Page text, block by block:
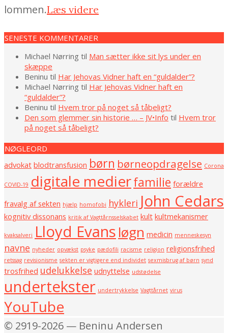
lommen.Læs videre
SENESTE KOMMENTARER
Michael Nørring til Man sætter ikke sit lys under en
skæppe
Beninu til Har Jehovas Vidner haft en “guldalder”?
Michael Nørring til Har Jehovas Vidner haft en
“guldalder”?
Beninu til Hvem tror på noget så tåbeligt?
Den som glemmer sin historie … – JV•Info til Hvem tror
på noget så tåbeligt?
NØGLEORD
advokat blodtransfusion børn børneopdragelse Corona
COVID-19 digitale medierfamilie forældre
fravalg af sekten hjælp homofobi hykleri John Cedars
kognitiv dissonans kritik af Vagttårnsselskabet kult kultmekanismer
kvaksalveri Lloyd Evansløgn medicin menneskesyn
navne nyheder opvækst psyke pædofili racisme religion religionsfrihed
retssag revisionisme sekten er vigtigere end individet sexmisbrug af børn synd
trosfrihed udelukkelse udnyttelse udstødelse
undertekster undertrykkelse Vagttårnet virus
YouTube
© 2919-2026 — Beninu Andersen